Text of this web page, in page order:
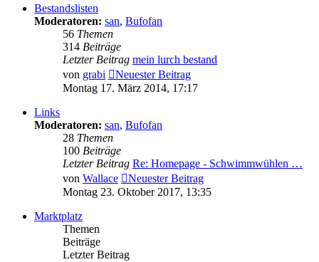
Bestandslisten
Moderatoren: san, Bufofan
56 Themen
314 Beiträge
Letzter Beitrag mein lurch bestand
von grabi
Neuester Beitrag
Montag 17. März 2014, 17:17
Links
Moderatoren: san, Bufofan
28 Themen
100 Beiträge
Letzter Beitrag Re: Homepage - Schwimmwühlen …
von Wallace
Neuester Beitrag
Montag 23. Oktober 2017, 13:35
Marktplatz
Themen
Beiträge
Letzter Beitrag